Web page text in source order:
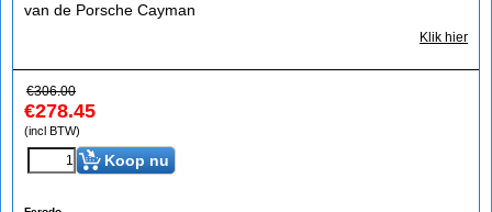
van de Porsche Cayman
Klik hier
€306.00
€278.45
(incl BTW)
Koop nu